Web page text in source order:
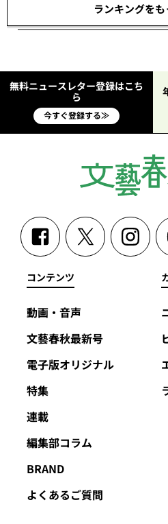
ランキングを
無料ニュースレター登録はこち
ら
今すぐ登録する≫
コンテンツ
動画・音声
文藝春秋最新号
電子版オリジナル
特集
連載
編集部コラム
BRAND
よくあるご質問